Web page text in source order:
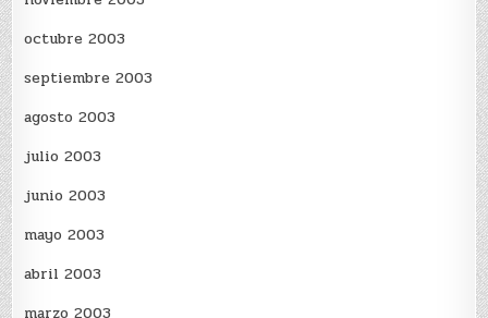
octubre 2003
septiembre 2003
agosto 2003
julio 2003
junio 2003
mayo 2003
abril 2003
marzo 2003